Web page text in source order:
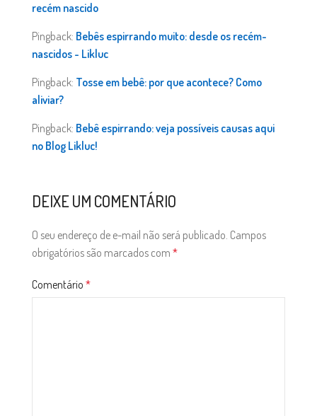
recém nascido
Pingback: Bebês espirrando muito: desde os recém-
nascidos - Likluc
Pingback: Tosse em bebê: por que acontece? Como
aliviar?
Pingback: Bebê espirrando: veja possíveis causas aqui
no Blog Likluc!
DEIXE UM COMENTÁRIO
O seu endereço de e-mail não será publicado. Campos
obrigatórios são marcados com *
Comentário *